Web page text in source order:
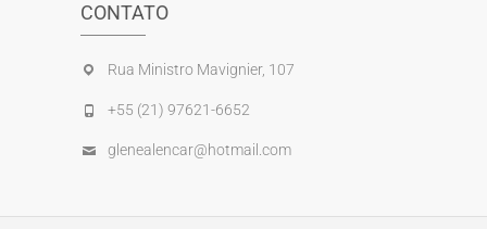
CONTATO
Rua Ministro Mavignier, 107
+55 (21) 97621-6652
glenealencar@hotmail.com